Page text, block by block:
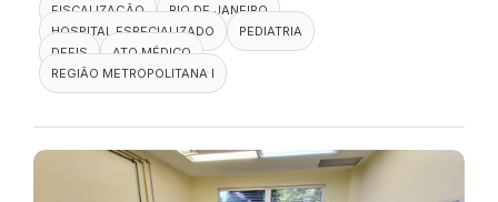
FISCALIZAÇÃO
RIO DE JANEIRO
HOSPITAL ESPECIALIZADO
PEDIATRIA
DEFIS
ATO MÉDICO
REGIÃO METROPOLITANA I